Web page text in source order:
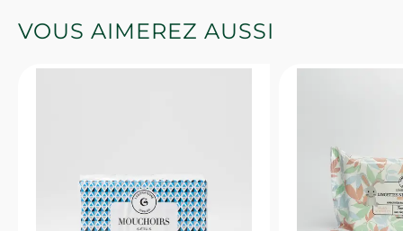
VOUS AIMEREZ AUSSI